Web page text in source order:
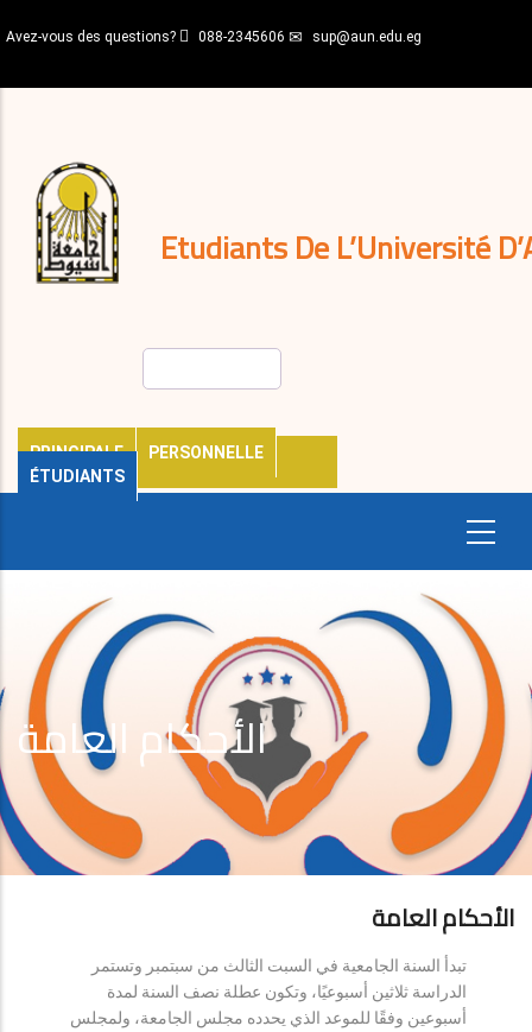
au
principal
Avez-vous des questions? 088-2345606 sup@aun.edu.eg
Etudiants De L’Université
PRINCIPALE
PERSONNELLE
ÉTUDIANTS
décisions
Expatriés
Journal
الأحكام العامة
الأحكام العامة
تبدأ السنة الجامعية في السبت الثالث من سبتمبر وتستمر
الدراسة ثلاثين أسبوعيًا، وتكون عطلة نصف السنة لمدة
أسبوعين وفقًا للموعد الذي يحدده مجلس الجامعة، ولمجلس